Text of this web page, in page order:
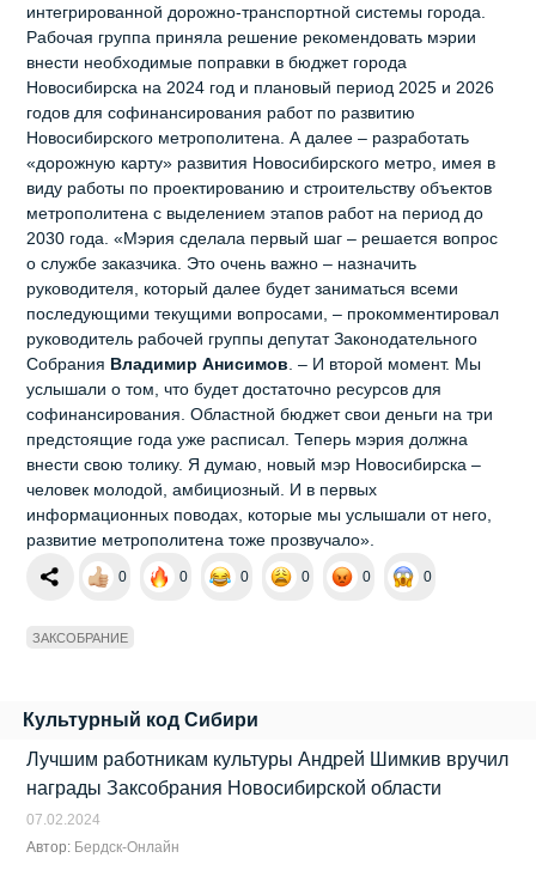
интегрированной дорожно-транспортной системы города.
Рабочая группа приняла решение рекомендовать мэрии
внести необходимые поправки в бюджет города
Новосибирска на 2024 год и плановый период 2025 и 2026
годов для софинансирования работ по развитию
Новосибирского метрополитена. А далее – разработать
«дорожную карту» развития Новосибирского метро, имея в
виду работы по проектированию и строительству объектов
метрополитена с выделением этапов работ на период до
2030 года. «Мэрия сделала первый шаг – решается вопрос
о службе заказчика. Это очень важно – назначить
руководителя, который далее будет заниматься всеми
последующими текущими вопросами, – прокомментировал
руководитель рабочей группы депутат Законодательного
Собрания Владимир Анисимов . – И второй момент. Мы
услышали о том, что будет достаточно ресурсов для
софинансирования. Областной бюджет свои деньги на три
предстоящие года уже расписал. Теперь мэрия должна
внести свою толику. Я думаю, новый мэр Новосибирска –
человек молодой, амбициозный. И в первых
информационных поводах, которые мы услышали от него,
развитие метрополитена тоже прозвучало».
0 0 0 0 0 0
ЗАКСОБРАНИЕ
Культурный код Сибири
Лучшим работникам культуры Андрей Шимкив вручил
награды Заксобрания Новосибирской области
07.02.2024
Автор: Бердск-Онлайн